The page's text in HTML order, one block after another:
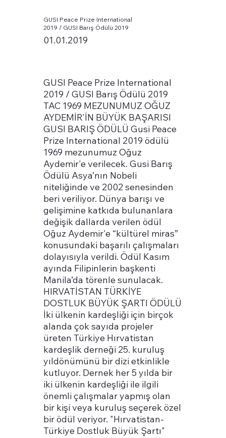
GUSI Peace Prize International
2019 / GUSI Barış Ödülü 2019
01.01.2019
GUSI Peace Prize International
2019 / GUSI Barış Ödülü 2019
TAC 1969 MEZUNUMUZ OĞUZ
AYDEMİR'İN BÜYÜK BAŞARISI
GUSI BARIŞ ÖDÜLÜ Gusi Peace
Prize International 2019 ödülü
1969 mezunumuz Oğuz
Aydemir'e verilecek. Gusi Barış
Ödülü Asya’nın Nobeli
niteliğinde ve 2002 senesinden
beri veriliyor. Dünya barışı ve
gelişimine katkıda bulunanlara
değişik dallarda verilen ödül
Oğuz Aydemir'e “kültürel miras”
konusundaki başarılı çalışmaları
dolayısıyla verildi. Ödül Kasım
ayında Filipinlerin başkenti
Manila’da törenle sunulacak.
HIRVATİSTAN TÜRKİYE
DOSTLUK BÜYÜK ŞARTI ÖDÜLÜ
İki ülkenin kardeşliği için birçok
alanda çok sayıda projeler
üreten Türkiye Hırvatistan
kardeşlik derneği 25. kuruluş
yıldönümünü bir dizi etkinlikle
kutluyor. Dernek her 5 yılda bir
iki ülkenin kardeşliği ile ilgili
önemli çalışmalar yapmış olan
bir kişi veya kuruluş seçerek özel
bir ödül veriyor. "Hırvatistan-
Türkiye Dostluk Büyük Şartı"